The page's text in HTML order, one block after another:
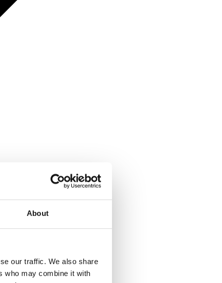
About
our traffic. We also share
who may combine it with